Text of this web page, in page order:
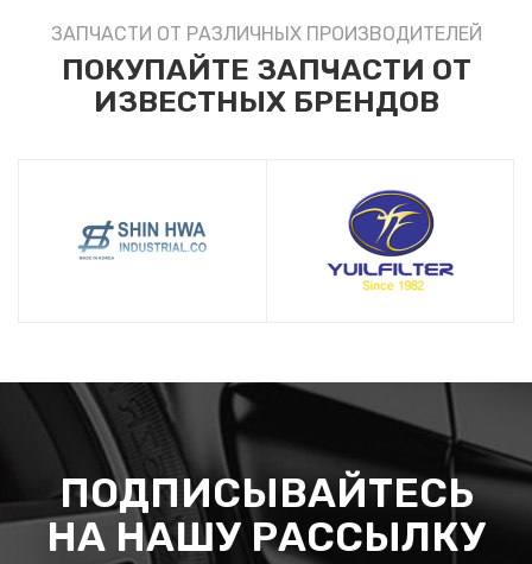
ЗАПЧАСТИ ОТ РАЗЛИЧНЫХ ПРОИЗВОДИТЕЛЕЙ
ПОКУПАЙТЕ ЗАПЧАСТИ ОТ
ИЗВЕСТНЫХ БРЕНДОВ
ПОДПИСЫВАЙТЕСЬ
НА НАШУ РАССЫЛКУ